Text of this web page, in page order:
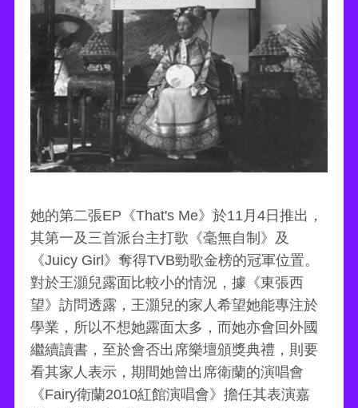
她的第二張EP《That's Me》於11月4日推出，
其第一及三首派台主打歌《毫無自制》及
《Juicy Girl》奪得TVB勁歌金榜的冠軍位置。
對於王灝兒露面比較小的情況，據《東張西
望》訪問透露，王灝兒的家人希望她能專注於
學業，所以不想她露面太多，而她亦會回外國
繼續讀書，至於會否出席樂壇頒獎典禮，則要
看其家人表示，期間她曾出席衛蘭的演唱會
《Fairy衛蘭2010紅館演唱會》擔任其表演嘉